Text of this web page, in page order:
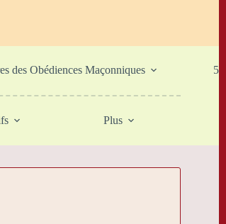
des Obédiences Maçonniques 5-
Plus